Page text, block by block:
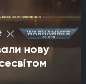
нову